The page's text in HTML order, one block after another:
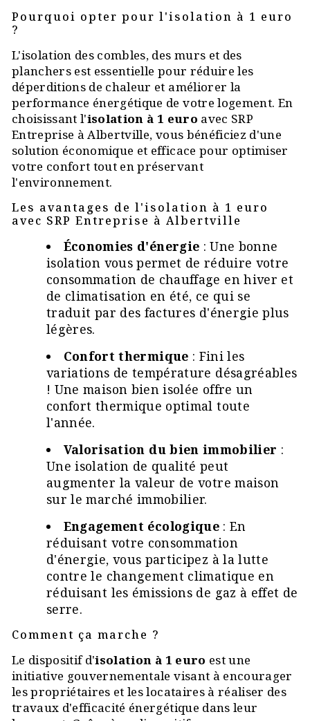
Pourquoi opter pour l'isolation à 1 euro
?
L'isolation des combles, des murs et des
planchers est essentielle pour réduire les
déperditions de chaleur et améliorer la
performance énergétique de votre logement. En
choisissant l'isolation à 1 euro avec SRP
Entreprise à Albertville, vous bénéficiez d'une
solution économique et efficace pour optimiser
votre confort tout en préservant
l'environnement.
Les avantages de l'isolation à 1 euro
avec SRP Entreprise à Albertville
Économies d'énergie : Une bonne
isolation vous permet de réduire votre
consommation de chauffage en hiver et
de climatisation en été, ce qui se
traduit par des factures d'énergie plus
légères.
Confort thermique : Fini les
variations de température désagréables
! Une maison bien isolée offre un
confort thermique optimal toute
l'année.
Valorisation du bien immobilier :
Une isolation de qualité peut
augmenter la valeur de votre maison
sur le marché immobilier.
Engagement écologique : En
réduisant votre consommation
d'énergie, vous participez à la lutte
contre le changement climatique en
réduisant les émissions de gaz à effet de
serre.
Comment ça marche ?
Le dispositif d'isolation à 1 euro est une
initiative gouvernementale visant à encourager
les propriétaires et les locataires à réaliser des
travaux d'efficacité énergétique dans leur